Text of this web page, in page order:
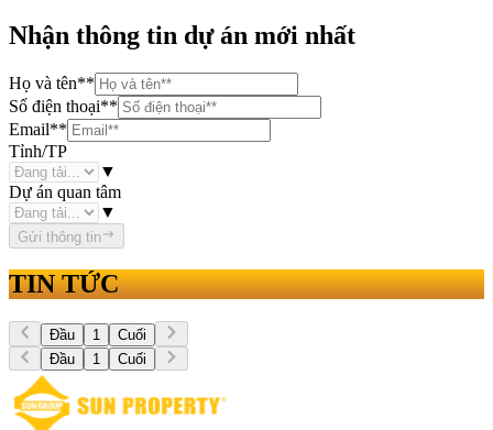
Nhận thông tin dự án mới nhất
Họ và tên**
Số điện thoại**
Email**
Tỉnh/TP
▼
Dự án quan tâm
▼
Gửi thông tin
TIN TỨC
Đầu 1
Cuối
Đầu
1 Cuối